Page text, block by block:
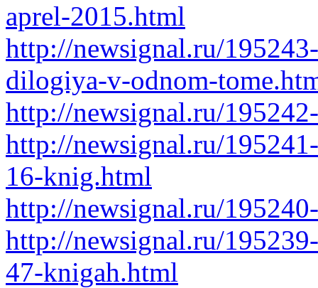
aprel-2015.html
http://newsignal.ru/
dilogiya-v-odnom-
http://newsignal.ru/
http://newsignal.ru/
16-knig.html
http://newsignal.ru/
http://newsignal.ru/
47-knigah.html